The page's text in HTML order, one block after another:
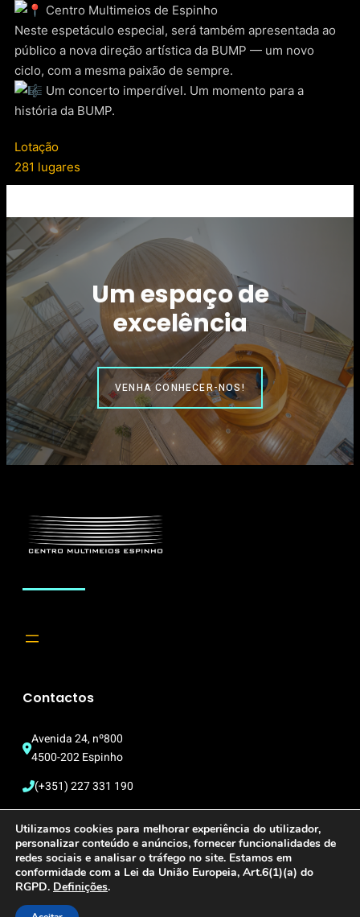
Centro Multimeios de Espinho
Neste espetáculo especial, será também apresentada ao
público a nova direção artística da BUMP — um novo
ciclo, com a mesma paixão de sempre.
Um concerto imperdível. Um momento para a
história da BUMP.
Lotação
281 lugares
Um espaço de
excelência
VENHA CONHECER-NOS!
Contactos
Avenida 24, nº800
4500-202 Espinho
(+351) 227 331 190
multimeios@cm-espinho.pt
Copyright © 2023. Centro Multimeios de Espinho
Utilizamos cookies para melhorar experiência do utilizador,
personalizar conteúdo e anúncios, fornecer funcionalidades de
redes sociais e analisar o tráfego no site. Estamos em
conformidade com a Lei da União Europeia, Art.6(1)(a) do
RGPD. Definições.